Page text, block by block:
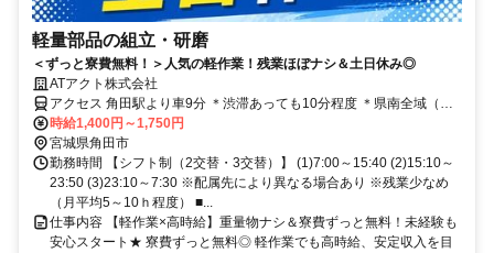
軽量部品の組立・研磨
＜ずっと寮費無料！＞人気の軽作業！残業ほぼナシ＆土日休み◎
ATアクト株式会社
アクセス 角田駅より車9分 ＊渋滞あっても10分程度 ＊県南全域（角
田・柴田郡・白石市）・福島県伊達市から通勤者在籍中
時給1,400円～1,750円
宮城県角田市
勤務時間 【シフト制（2交替・3交替）】 (1)7:00～15:40 (2)15:10～
23:50 (3)23:10～7:30 ※配属先により異なる場合あり ※残業少なめ
（月平均5～10ｈ程度） ■...
仕事内容 【軽作業×高時給】重量物ナシ＆寮費ずっと無料！未経験も
安心スタート★ 寮費ずっと無料◎ 軽作業でも高時給、安定収入を目